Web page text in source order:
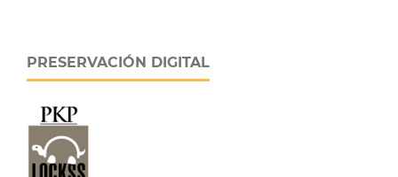
PRESERVACIÓN DIGITAL